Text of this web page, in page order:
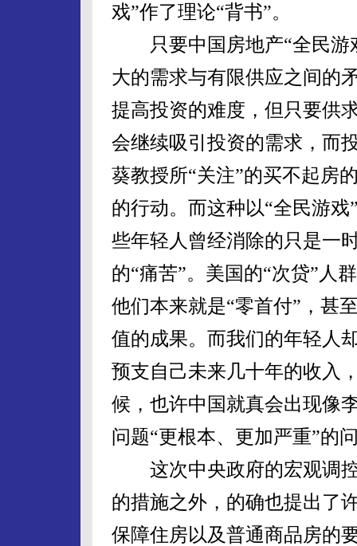
戏”作了理论“背书”。
只要中国房地产“全民游
大的需求与有限供应之间的
提高投资的难度，但只要供
会继续吸引投资的需求，而
葵教授所“关注”的买不起房
的行动。而这种以“全民游
些年轻人曾经消除的只是一
的“痛苦”。美国的“次贷”人
他们本来就是“零首付”，甚
值的成果。而我们的年轻人
预支自己未来几十年的收入
候，也许中国就真会出现像
问题“更根本、更加严重”的
这次中央政府的宏观调控
的措施之外，的确也提出了
保障住房以及普通商品房的